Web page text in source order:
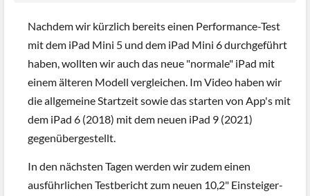
Nachdem wir kürzlich bereits einen Performance-Test
mit dem iPad Mini 5 und dem iPad Mini 6 durchgeführt
haben, wollten wir auch das neue "normale" iPad mit
einem älteren Modell vergleichen. Im Video haben wir
die allgemeine Startzeit sowie das starten von App's mit
dem iPad 6 (2018) mit dem neuen iPad 9 (2021)
gegenübergestellt.
In den nächsten Tagen werden wir zudem einen
ausführlichen Testbericht zum neuen 10,2" Einsteiger-